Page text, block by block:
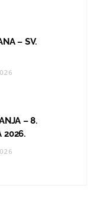
– SV.
– 8.
2026.